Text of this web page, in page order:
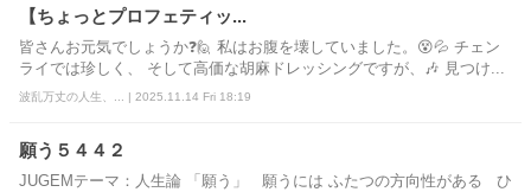
【ちょっとプロフェティッ...
皆さんお元気でしょうか❓🙋 私はお腹を壊していました。😵💦 チェン
ライでは珍しく、 そして高価な胡麻ドレッシングですが、🎶 見つけ...
波乱万丈の人生、... | 2025.11.14 Fri 18:19
願う５４４２
JUGEMテーマ：人生論 「願う」 願うには ふたつの方向性がある ひ